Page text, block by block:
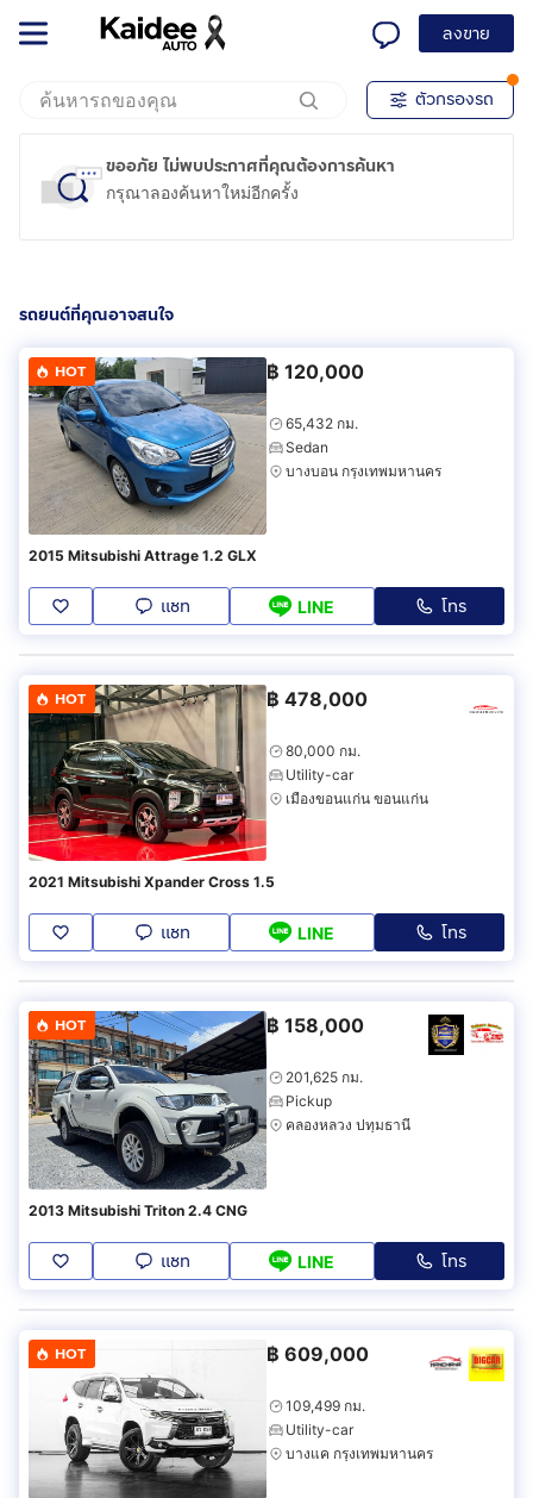
ลงขาย
ตัวกรองรถ
ขออภัย ไม่พบประกาศที่คุณต้องการค้นหา
กรุณาลองค้นหาใหม่อีกครั้ง
รถยนต์ที่คุณอาจสนใจ
HOT ฿ 120,000
65,432 กม.
Sedan
บางบอน กรุงเทพมหานคร
2015 Mitsubishi Attrage 1.2 GLX
แชท LINE โทร
HOT ฿ 478,000
80,000 กม.
Utility-car
เมืองขอนแก่น ขอนแก่น
2021 Mitsubishi Xpander Cross 1.5
แชท LINE โทร
HOT ฿ 158,000
201,625 กม.
Pickup
คลองหลวง ปทุมธานี
2013 Mitsubishi Triton 2.4 CNG
แชท LINE โทร
HOT ฿ 609,000
109,499 กม.
Utility-car
บางแค กรุงเทพมหานคร